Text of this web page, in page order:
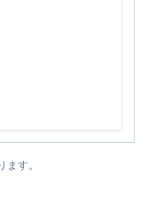
す。